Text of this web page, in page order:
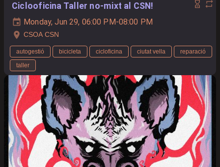
Ciclooficina Taller no-mixt al CSN!
Monday, Jun 29, 06:00 PM-08:00 PM
CSOA CSN
autogestió bicicleta cicloficina ciutat vella
reparació
taller